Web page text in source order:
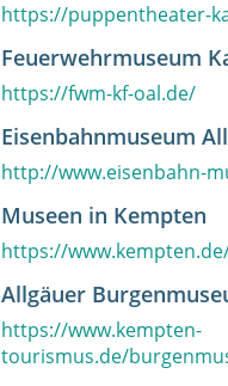
https://puppentheater-
Feuerwehrmuseum
https://fwm-kf-oal.de/
Eisenbahnmuseum
http://www.eisenbahn-
Museen in Kempten
https://
Allgäuer
https://www.kempten-
tourismus.de/